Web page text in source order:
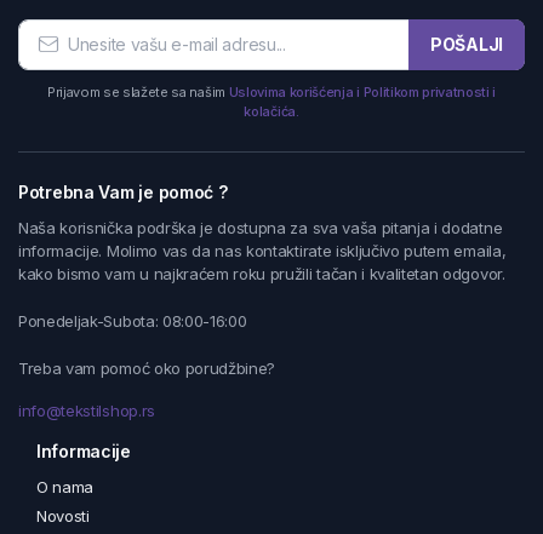
POŠALJI
Prijavom se slažete sa našim Uslovima korišćenja i Politikom privatnosti i
kolačića.
Potrebna Vam je pomoć ?
Naša korisnička podrška je dostupna za sva vaša pitanja i dodatne
informacije. Molimo vas da nas kontaktirate isključivo putem emaila,
kako bismo vam u najkraćem roku pružili tačan i kvalitetan odgovor.
Ponedeljak-Subota: 08:00-16:00
Treba vam pomoć oko porudžbine?
info@tekstilshop.rs
Informacije
O nama
Novosti